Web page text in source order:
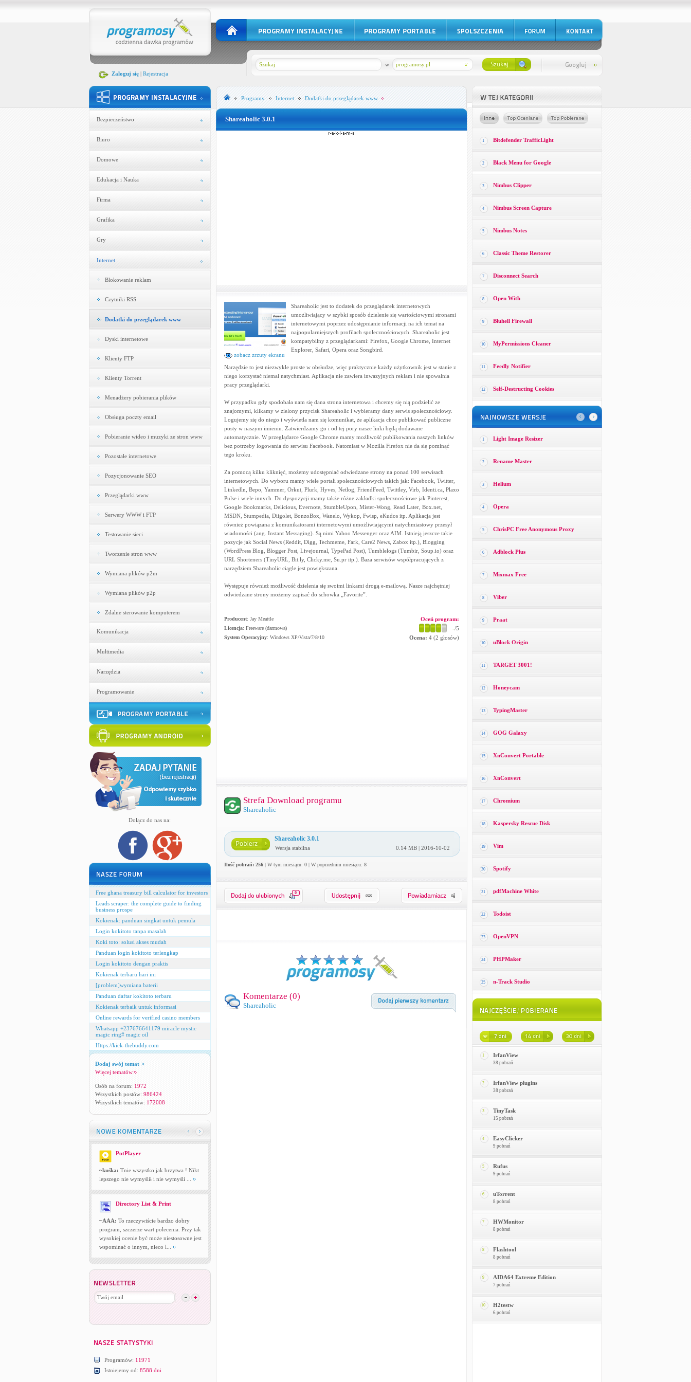
Zaloguj się| Rejestracja
programosy.pl
w
Bezpieczeństwo
Biuro
Domowe
Edukacja i Nauka
Firma
Grafika
Gry
Internet
Blokowanie reklam
Czytniki RSS
Dodatki do przeglądarek www
Dyski internetowe
Klienty FTP
Klienty Torrent
Menadżery pobierania plików
Obsługa poczty email
Pobieranie wideo i muzyki ze stron www
Pozostałe internetowe
Pozycjonowanie SEO
Przeglądarki www
Serwery WWW i FTP
Testowanie sieci
Tworzenie stron www
Wymiana plików p2m
Wymiana plików p2p
Zdalne sterowanie komputerem
Komunikacja
Multimedia
Narzędzia
Programowanie
Dołącz do nas na:
Free ghana treasury bill calculator for investors
Leads scraper: the complete guide to finding
business prospe
Kokienak: panduan singkat untuk pemula
Login kokitoto tanpa masalah
Koki toto: solusi akses mudah
Panduan login kokitoto terlengkap
Login kokitoto dengan praktis
Kokienak terbaru hari ini
[problem]wymiana baterii
Panduan daftar kokitoto terbaru
Kokienak terbaik untuk informasi
Online rewards for verified casino members
Whatsapp +237676641179 miracle mystic
magic ring# magic oil
Https://kick-thebuddy.com
Dodaj swój temat
Więcej tematów
Osób na forum: 1972
Wszystkich postów: 986424
Wszystkich tematów: 172008
PotPlayer
~kuśka: Tnie wszystko jak brzytwa ! Nikt
lepszego nie wymyślił i nie wymyśli ...
Directory List & Print
~AAA: To rzeczywiście bardzo dobry
program, szczerze wart polecenia. Przy tak
wysokiej ocenie być może niestosowne jest
wspominać o innym, nieco l...
Programów: 11971
Istniejemy od: 8588 dni
Programy Internet Dodatki do przeglądarek www
Shareaholic 3.0.1
zobacz zrzuty ekranu
Shareaholic jest to dodatek do przeglądarek internetowych
umożliwiający w szybki sposób dzielenie się wartościowymi stronami
internetowymi poprzez udostępnianie informacji na ich temat na
najpopularniejszych profilach społecznościowych. Shareaholic jest
kompatybilny z przeglądarkami: Firefox, Google Chrome, Internet
Explorer, Safari, Opera oraz Songbird.
Narzędzie to jest niezwykle proste w obsłudze, więc praktycznie każdy użytkownik jest w stanie z
niego korzystać niemal natychmiast. Aplikacja nie zawiera inwazyjnych reklam i nie spowalnia
pracy przeglądarki.
W przypadku gdy spodobała nam się dana strona internetowa i chcemy się nią podzielić ze
znajomymi, klikamy w zielony przycisk Shareaholic i wybieramy dany serwis społecznościowy.
Logujemy się do niego i wyświetla nam się komunikat, że aplikacja chce publikować publiczne
posty w naszym imieniu. Zatwierdzamy go i od tej pory nasze linki będą dodawane
automatycznie. W przeglądarce Google Chrome mamy możliwość publikowania naszych linków
bez potrzeby logowania do serwisu Facebook. Natomiast w Mozilla Firefox nie da się pominąć
tego kroku.
Za pomocą kilku kliknięć, możemy udostępniać odwiedzane strony na ponad 100 serwisach
internetowych. Do wyboru mamy wiele portali społecznościowych takich jak: Facebook, Twitter,
Linkedln, Bepo, Yammer, Orkut, Plurk, Hyves, Netlog, FriendFeed, Twittley, Virb, Identi.ca, Plaxo
Pulse i wiele innych. Do dyspozycji mamy także różne zakładki społecznościowe jak Pinterest,
Google Bookmarks, Delicious, Evernote, StumbleUpon, Mister-Wong, Read Later, Box.net,
MSDN, Stumpedia, Diigolet, BonzoBox, Wanelo, Wykop, Fwisp, eKudos itp. Aplikacja jest
również powiązana z komunikatorami internetowymi umożliwiającymi natychmiastowy przesył
wiadomości (ang. Instant Messaging). Są nimi Yahoo Messenger oraz AIM. Istnieją jeszcze takie
pozycje jak Social News (Reddit, Digg, Techmeme, Fark, Care2 News, Zabox itp.), Blogging
(WordPress Blog, Blogger Post, Livejournal, TypePad Post), Tumblelogs (Tumbir, Soup.io) oraz
URL Shorteners (TinyURL, Bit.ly, Clicky.me, Su.pr itp.). Baza serwisów współpracujących z
narzędziem Shareaholic ciągle jest powiększana.
Występuje również możliwość dzielenia się swoimi linkami drogą e-mailową. Nasze najchętniej
odwiedzane strony możemy zapisać do schowka „Favorite”.
Producent: Jay Meattle
Licencja: Freeware (darmowa)
System Operacyjny: Windows XP/Vista/7/8/10
Oceń program:
-/5
Ocena: 4(2 głosów)
Strefa Download programu
Shareaholic
Shareaholic 3.0.1
Wersja stabilna 0.14 MB | 2016-10-02
Ilość pobrań: 256| W tym miesiącu: 0 | W poprzednim miesiącu: 8
0
Komentarze (0)
Shareaholic
1 Bitdefender TrafficLight
2 Black Menu for Google
3 Nimbus Clipper
4 Nimbus Screen Capture
5 Nimbus Notes
6 Classic Theme Restorer
7 Disconnect Search
8 Open With
9 Bluhell Firewall
10 MyPermissions Cleaner
11 Feedly Notifier
12 Self-Destructing Cookies
1 Light Image Resizer
2 Rename Master
3 Helium
4 Opera
5 ChrisPC Free Anonymous Proxy
6 Adblock Plus
7 Mixmax Free
8 Viber
9 Praat
10 uBlock Origin
11 TARGET 3001!
12 Honeycam
13 TypingMaster
14 GOG Galaxy
15 XnConvert Portable
16 XnConvert
17 Chromium
18 Kaspersky Rescue Disk
19 Vim
20 Spotify
21 pdfMachine White
22 Todoist
23 OpenVPN
24 PHPMaker
25 n-Track Studio
1 IrfanView
38 pobrań
2 IrfanView plugins
38 pobrań
3 TinyTask
15 pobrań
4 EasyClicker
9 pobrań
5 Rufus
9 pobrań
6 uTorrent
8 pobrań
7 HWMonitor
8 pobrań
8 Flashtool
8 pobrań
9 AIDA64 Extreme Edition
7 pobrań
10 H2testw
6 pobrań